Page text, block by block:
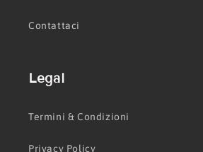
Contattaci
Legal
Termini & Condizioni
Privacy Policy